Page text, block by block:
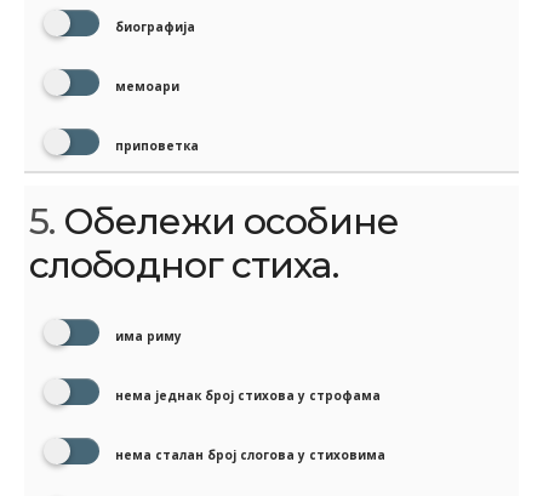
биографија
мемоари
приповетка
5. Обележи особине
слободног стиха.
има риму
нема једнак број стихова у строфама
нема сталан број слогова у стиховима